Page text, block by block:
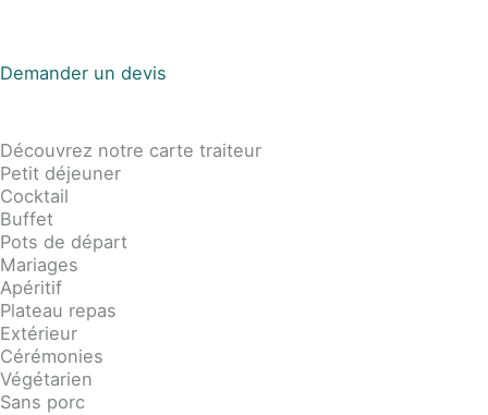
contenu
Demander un devis
Découvrez notre carte traiteur
Petit déjeuner
Cocktail
Buffet
Pots de départ
Mariages
Apéritif
Plateau repas
Extérieur
Cérémonies
Végétarien
Sans porc